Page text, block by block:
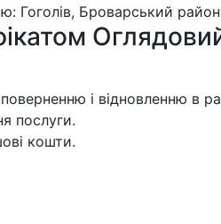
Гоголів, Броварський
і відновленню в
послуги.
кошти.